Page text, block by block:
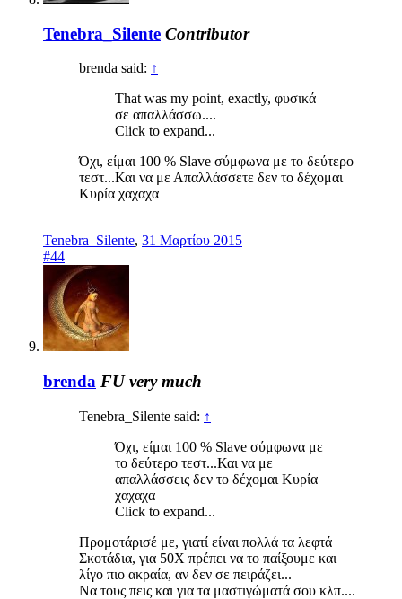
Tenebra_Silente Contributor
brenda said: ↑
That was my point, exactly, φυσικά
σε απαλλάσσω....
Click to expand...
Όχι, είμαι 100 % Slave σύμφωνα με το δεύτερο
τεστ...Και να με Απαλλάσσετε δεν το δέχομαι
Κυρία χαχαχα
Tenebra_Silente, 31 Μαρτίου 2015
#44
brenda FU very much
Tenebra_Silente said: ↑
Όχι, είμαι 100 % Slave σύμφωνα με
το δεύτερο τεστ...Και να με
απαλλάσσεις δεν το δέχομαι Κυρία
χαχαχα
Click to expand...
Προμοτάρισέ με, γιατί είναι πολλά τα λεφτά
Σκοτάδια, για 50Χ πρέπει να το παίξουμε και
λίγο πιο ακραία, αν δεν σε πειράζει...
Να τους πεις και για τα μαστιγώματά σου κλπ....